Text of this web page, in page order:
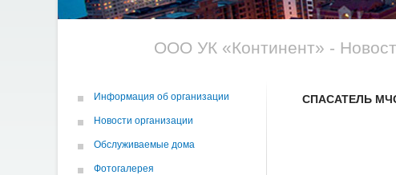
ООО УК «Континент» -
Информация об организации
Новости организации
Обслуживаемые дома
Фотогалерея
СПАСАТЕЛЬ